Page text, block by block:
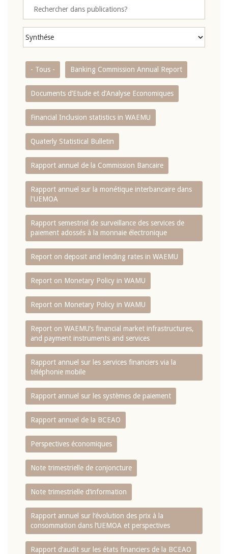
- Tous - Banking Commission Annual Report
Documents d’Etude et d’Analyse Economiques
Financial Inclusion statistics in WAEMU
Quaterly Statistical Bulletin
Rapport annuel de la Commission Bancaire
Rapport annuel sur la monétique interbancaire dans
l'UEMOA
Rapport semestriel de surveillance des services de
paiement adossés à la monnaie électronique
Report on deposit and lending rates in WAEMU
Report on Monetary Policy in WAMU
Report on Monetary Policy in WAMU
Report on WAEMU’s financial market infrastructures,
and payment instruments and services
Rapport annuel sur les services financiers via la
téléphonie mobile
Rapport annuel sur les systèmes de paiement
Rapport annuel de la BCEAO
Perspectives économiques
Note trimestrielle de conjoncture
Note trimestrielle d‘information
Rapport annuel sur l‘évolution des prix à la
consommation dans l‘UEMOA et perspectives
Rapport d‘audit sur les états financiers de la BCEAO